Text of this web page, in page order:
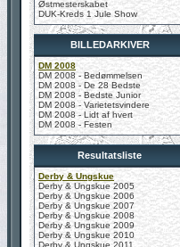
Østmesterskabet
DUK-Kreds 1 Jule Show
BILLEDARKIVER
DM 2008
DM 2008 - Bedømmelsen
DM 2008 - De 28 Bedste
DM 2008 - Bedste Junior
DM 2008 - Varietetsvindere
DM 2008 - Lidt af hvert
DM 2008 - Festen
Resultatsliste
Derby & Ungskue
Derby & Ungskue 2005
Derby & Ungskue 2006
Derby & Ungskue 2007
Derby & Ungskue 2008
Derby & Ungskue 2009
Derby & Ungskue 2010
Derby & Ungskue 2011